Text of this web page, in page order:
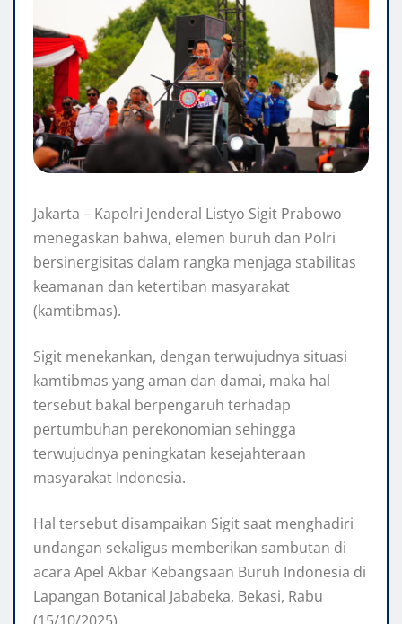
Jakarta – Kapolri Jenderal Listyo Sigit Prabowo
menegaskan bahwa, elemen buruh dan Polri
bersinergisitas dalam rangka menjaga stabilitas
keamanan dan ketertiban masyarakat
(kamtibmas).
Sigit menekankan, dengan terwujudnya situasi
kamtibmas yang aman dan damai, maka hal
tersebut bakal berpengaruh terhadap
pertumbuhan perekonomian sehingga
terwujudnya peningkatan kesejahteraan
masyarakat Indonesia.
Hal tersebut disampaikan Sigit saat menghadiri
undangan sekaligus memberikan sambutan di
acara Apel Akbar Kebangsaan Buruh Indonesia di
Lapangan Botanical Jababeka, Bekasi, Rabu